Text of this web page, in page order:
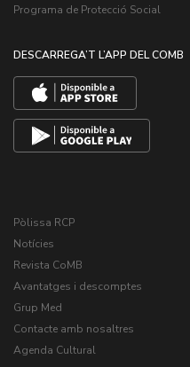
Programa de Protecció Social
DESCARREGA’T L’APP DEL COMB
Pòlissa RCP
Notícies
Revista CoMB
Avantatges i descomptes
Grup Med
Contacte amb nosaltres
Agenda Cultural